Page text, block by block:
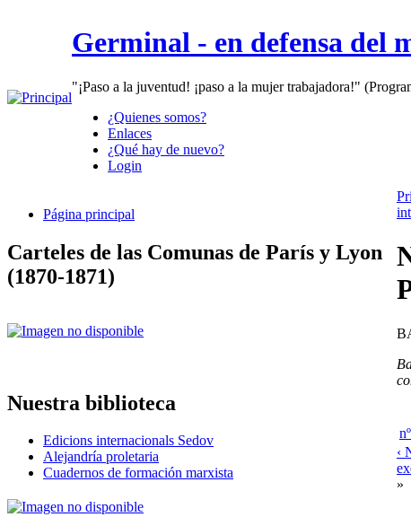
Germinal - en defensa del
"¡Paso a la juventud! ¡paso a la mujer trabajadora!"
¿Quienes somos?
Enlaces
¿Qué hay de nuevo?
Login
Página principal
Carteles de las Comunas de París y Lyon
(1870-1871)
Nuestra biblioteca
Edicions internacionals Sedov
Alejandría proletaria
Cuadernos de formación marxista
‹
»